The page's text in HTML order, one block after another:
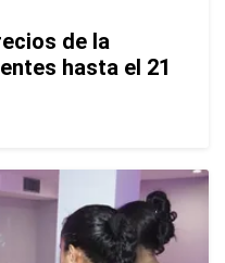
de la
hasta el 21